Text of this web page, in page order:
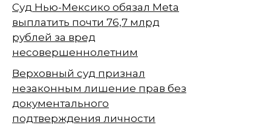
Суд Нью-Мексико обязал Meta
выплатить почти 76,7 млрд
рублей за вред
несовершеннолетним
Верховный суд признал
незаконным лишение прав без
документального
подтверждения личности